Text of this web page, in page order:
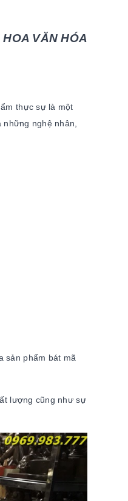
VĂN HÓA
thực sự là một
nghệ nhân,
sản phẩm bát mã
lượng cũng như sự